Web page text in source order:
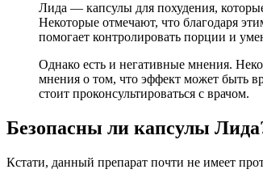
Лида — капсулы для похудения,
Некоторые отмечают, что благодаря
помогает контролировать порции и
Однако есть и негативные мнения.
мнения о том, что эффект может быть
стоит проконсультироваться с врачом.
Безопасны ли капсулы
Кстати, данный препарат почти не имеет